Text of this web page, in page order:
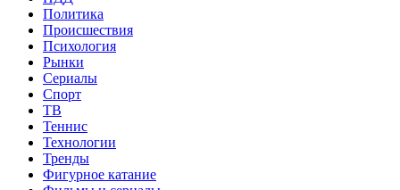
Политика
Происшествия
Психология
Рынки
Сериалы
Спорт
ТВ
Теннис
Технологии
Тренды
Фигурное катание